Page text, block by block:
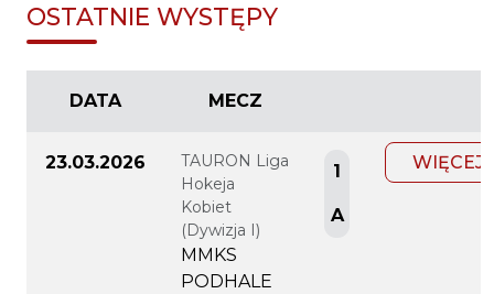
OSTATNIE WYSTĘPY
DATA MECZ
23.03.2026
TAURON Liga
Hokeja
Kobiet
(Dywizja I)
MMKS
PODHALE
1
A
WIĘCEJ